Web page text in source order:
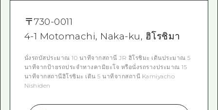
〒730-0011
4-1 Motomachi, Naka-ku, ฮิโรชิมา
นั่งรถบัสประมาณ 10 นาทีจากสถานี JR ฮิโรชิมะ เดินประมาณ 5
นาทีจากป้ายรถประจำทางคามิยะโจ หรือนั่งรถรางประมาณ 15
นาทีจากสถานีฮิโรชิมะ เดิน 5 นาทีจากสถานี Kamiyacho
Nishiden